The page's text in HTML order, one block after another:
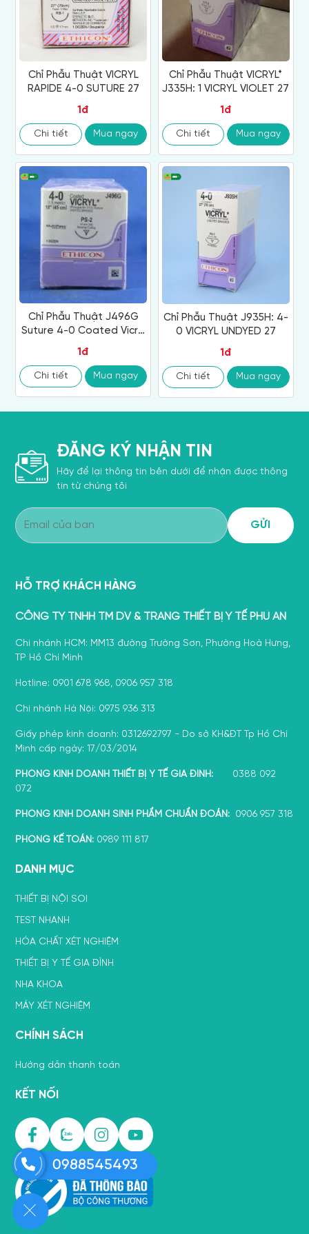
Chỉ Phẫu Thuật VICRYL
RAPIDE 4-0 SUTURE 27
1đ
Chi tiết Mua ngay
Chỉ Phẫu Thuật VICRYL*
J335H: 1 VICRYL VIOLET 27
1đ
Chi tiết Mua ngay
Chỉ Phẫu Thuật J496G
Suture 4-0 Coated Vicryl
1đ
Chi tiết Mua ngay
Chỉ Phẫu Thuật J935H: 4-
0 VICRYL UNDYED 27
1đ
Chi tiết Mua ngay
ĐĂNG KÝ NHẬN TIN
Hãy để lại thông tin bên dưới để nhận được thông
tin từ chúng tôi
HỖ TRỢ KHÁCH HÀNG
CÔNG TY TNHH TM DV & TRANG THIẾT BỊ Y TẾ PHÚ AN
Chi nhánh HCM: MM13 đường Trường Sơn, Phường Hoà Hưng,
TP Hồ Chí Minh
Hotline: 0901 678 968, 0906 957 318
Chi nhánh Hà Nội: 0975 936 313
Giấy phép kinh doanh: 0312692797 - Do sở KH&ĐT Tp Hồ Chí
Minh cấp ngày: 17/03/2014
PHÒNG KINH DOANH THIẾT BỊ Y TẾ GIA ĐÌNH: 0388 092
072
PHÒNG KINH DOANH SINH PHẨM CHUẨN ĐOÁN: 0906 957 318
PHÒNG KẾ TOÁN: 0989 111 817
DANH MỤC
THIẾT BỊ NỘI SOI
TEST NHANH
HÓA CHẤT XÉT NGHIỆM
THIẾT BỊ Y TẾ GIA ĐÌNH
NHA KHOA
MÁY XÉT NGHIỆM
CHÍNH SÁCH
Hướng dẫn thanh toán
KẾT NỐI
0988545493